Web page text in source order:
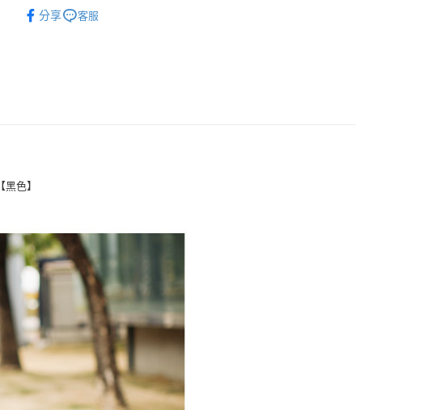
【關於「AFTEE先享後付」】
先享後付繳納相關費用。
※ 交易是否成功請以「AFTEE先享後付 」之結帳頁面顯示為準，若有關於
是否繳費成功／繳費後需取消欲退款等相關疑問，請聯繫「AFTEE先享後
付客戶支援中心」
【注意事項】
１．透過由恩沛科技股份有限公司提供之「AFTEE先享後付」服務完成之
交易，需依本服務之必要範圍內提供個人資料，並將交易相關給付款項請
求債權轉讓予恩沛科技股份有限公司。
２．關於個人資料處理事宜，請瀏覽以下網址：
https://aftee.tw/terms/#terms3
３．未成年的使用者請事先徵得法定代理人或監護人之同意方可使用
「AFTEE先享後付」，若未經同意申辦者引起之損失，本公司不負相關責
ATM付款
每筆NT$80，滿NT$1,800(含以上)免運費
每筆NT$80，滿NT$1,800(含以上)免運費
先付款後7-11取貨
每筆NT$80，滿NT$1,800(含以上)免運費
宅配
每筆NT$120，滿NT$3,000(含以上)免運費
分享 客服
【黑色】